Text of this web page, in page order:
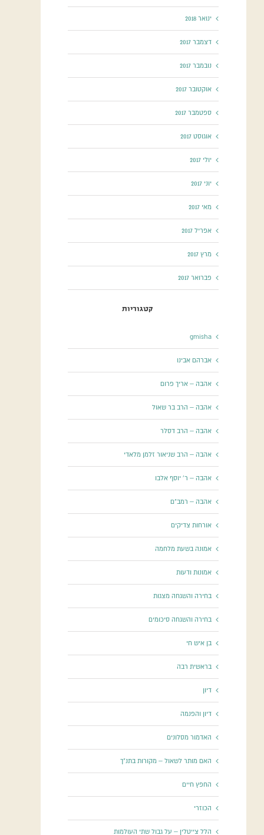
ינואר 2018
דצמבר 2017
נובמבר 2017
אוקטובר 2017
ספטמבר 2017
אוגוסט 2017
יולי 2017
יוני 2017
מאי 2017
אפריל 2017
מרץ 2017
פברואר 2017
קטגוריות
gmisha
אברהם אבינו
אהבה – אריך פרום
אהבה – הרב בר שאול
אהבה – הרב דסלר
אהבה – הרב שניאור זלמן מלאדי
אהבה – ר' יוסף אלבו
אהבה – רמב"ם
אורחות צדיקים
אמונה בשעת מלחמה
אמונות ודעות
בחירה והשגחה מצגות
בחירה והשגחה סיכומים
בן איש חי
בראשית רבה
דיון
דיון והפנמה
האדמור מסלונים
האם מותר לשאול – מקורות בתנ"ך
החפץ חיים
הכוזרי
הלל צייטלין – על גבול שתי העולמות